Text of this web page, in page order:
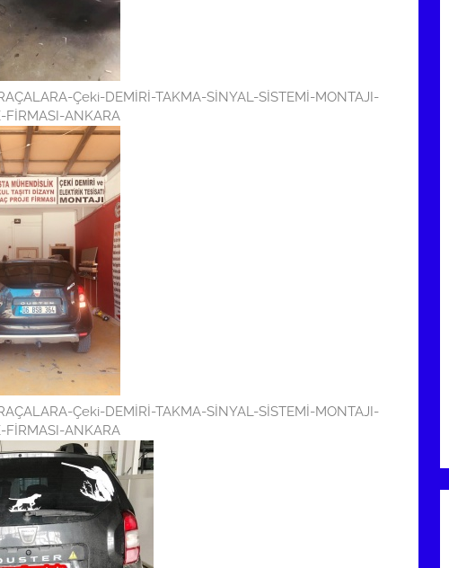
Çeki-DEMİRİ-TAKMA-SİNYAL-SİSTEMİ-MONTAJI-
FİRMASI-ANKARA
Çeki-DEMİRİ-TAKMA-SİNYAL-SİSTEMİ-MONTAJI-
FİRMASI-ANKARA